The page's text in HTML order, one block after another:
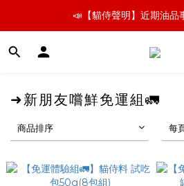
📣【貓侍聲明】近期油品
📣【貓侍聲明】近期油品
新朋友嚐鮮 🚛小份量超取免運組
➜新朋友嚐鮮免運組🚛
商品排序 每